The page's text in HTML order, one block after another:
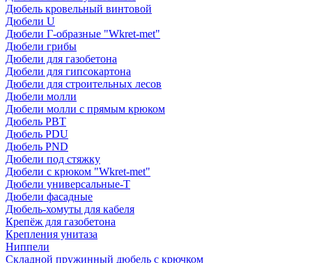
Дюбель кровельный винтовой
Дюбели U
Дюбели Г-образные "Wkret-met"
Дюбели грибы
Дюбели для газобетона
Дюбели для гипсокартона
Дюбели для строительных лесов
Дюбели молли
Дюбели молли с прямым крюком
Дюбель PBT
Дюбель PDU
Дюбель PND
Дюбели под стяжку
Дюбели с крюком "Wkret-met"
Дюбели универсальные-Т
Дюбели фасадные
Дюбель-хомуты для кабеля
Крепёж для газобетона
Крепления унитаза
Ниппели
Складной пружинный дюбель с крючком